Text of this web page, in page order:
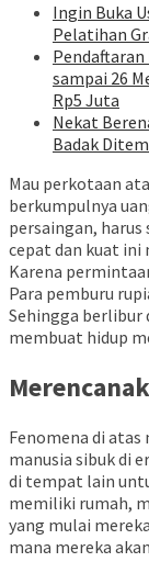
Ingin Buka
Pelatihan
Pendaftaran
sampai 26
Rp5 Juta
Nekat
Badak
Mau perkotaan
berkumpulnya
persaingan,
cepat dan kuat
Karena
Para pemburu
Sehingga berlibur
membuat hidup
Fenomena di
manusia sibuk di
di tempat lain
memiliki rumah,
yang mulai
mana mereka